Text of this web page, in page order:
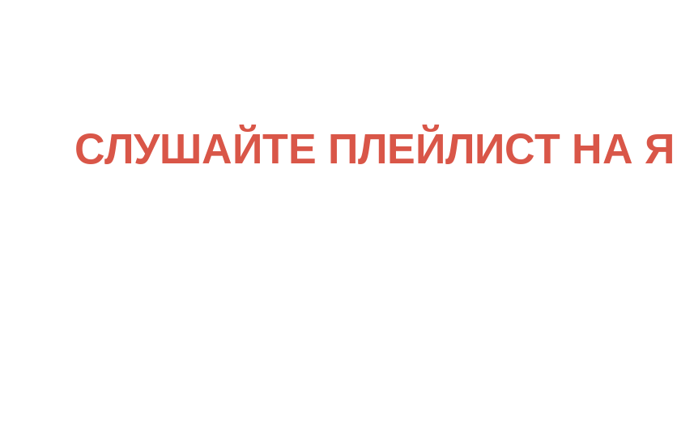
СЛУШАЙТЕ ПЛЕЙЛИСТ НА